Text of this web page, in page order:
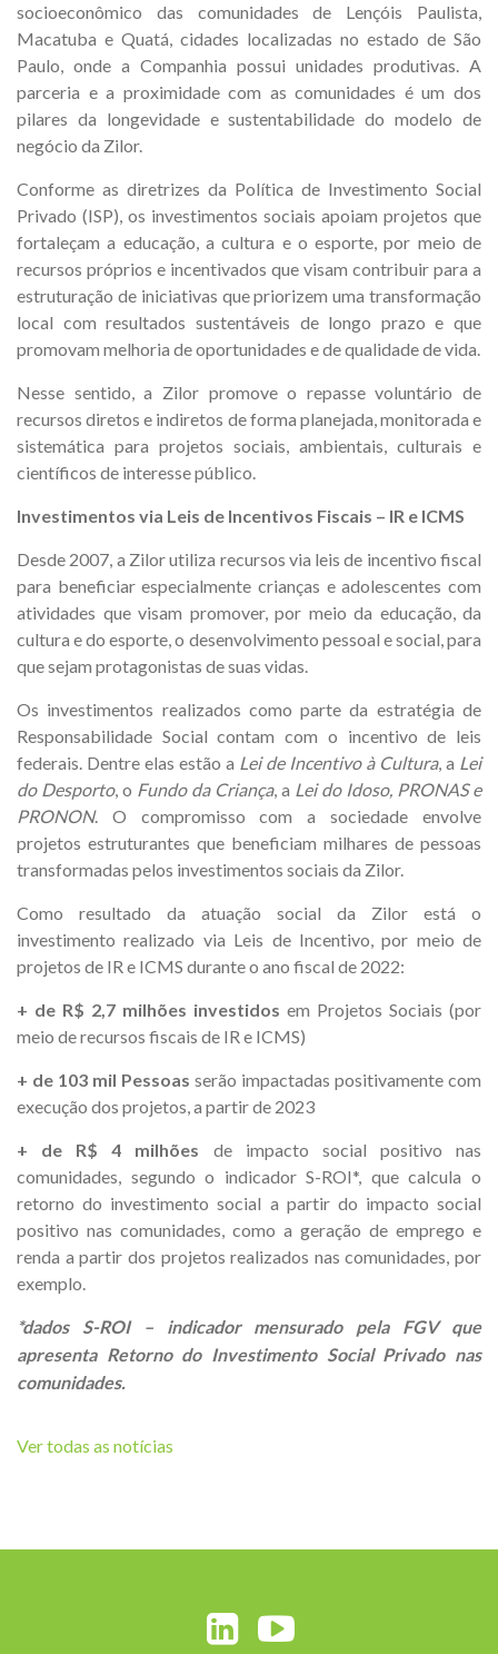
socioeconômico das comunidades de Lençóis Paulista,
Macatuba e Quatá, cidades localizadas no estado de São
Paulo, onde a Companhia possui unidades produtivas. A
parceria e a proximidade com as comunidades é um dos
pilares da longevidade e sustentabilidade do modelo de
negócio da Zilor.
Conforme as diretrizes da Política de Investimento Social
Privado (ISP), os investimentos sociais apoiam projetos que
fortaleçam a educação, a cultura e o esporte, por meio de
recursos próprios e incentivados que visam contribuir para a
estruturação de iniciativas que priorizem uma transformação
local com resultados sustentáveis de longo prazo e que
promovam melhoria de oportunidades e de qualidade de vida.
Nesse sentido, a Zilor promove o repasse voluntário de
recursos diretos e indiretos de forma planejada, monitorada e
sistemática para projetos sociais, ambientais, culturais e
científicos de interesse público.
Investimentos via Leis de Incentivos Fiscais – IR e ICMS
Desde 2007, a Zilor utiliza recursos via leis de incentivo fiscal
para beneficiar especialmente crianças e adolescentes com
atividades que visam promover, por meio da educação, da
cultura e do esporte, o desenvolvimento pessoal e social, para
que sejam protagonistas de suas vidas.
Os investimentos realizados como parte da estratégia de
Responsabilidade Social contam com o incentivo de leis
federais. Dentre elas estão a Lei de Incentivo à Cultura, a Lei
do Desporto, o Fundo da Criança, a Lei do Idoso, PRONAS e
PRONON. O compromisso com a sociedade envolve
projetos estruturantes que beneficiam milhares de pessoas
transformadas pelos investimentos sociais da Zilor.
Como resultado da atuação social da Zilor está o
investimento realizado via Leis de Incentivo, por meio de
projetos de IR e ICMS durante o ano fiscal de 2022:
+ de R$ 2,7 milhões investidos em Projetos Sociais (por
meio de recursos fiscais de IR e ICMS)
+ de 103 mil Pessoas serão impactadas positivamente com
execução dos projetos, a partir de 2023
+ de R$ 4 milhões de impacto social positivo nas
comunidades, segundo o indicador S-ROI*, que calcula o
retorno do investimento social a partir do impacto social
positivo nas comunidades, como a geração de emprego e
renda a partir dos projetos realizados nas comunidades, por
exemplo.
*dados S-ROI – indicador mensurado pela FGV que
apresenta Retorno do Investimento Social Privado nas
comunidades.
Ver todas as notícias